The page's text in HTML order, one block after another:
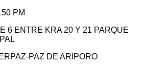
PM
6 ENTRE KRA 20 Y 21 PARQUE
PAZ DE ARIPORO